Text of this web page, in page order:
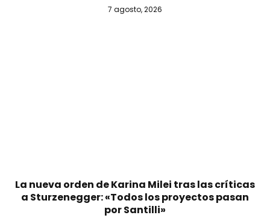
7 agosto, 2026
La nueva orden de Karina Milei tras las críticas
a Sturzenegger: «Todos los proyectos pasan
por Santilli»